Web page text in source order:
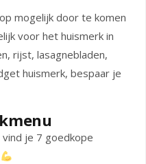
mogelijk door te komen
voor het huismerk in
rijst, lasagnebladen,
huismerk, bespaar je
je 7 goedkope